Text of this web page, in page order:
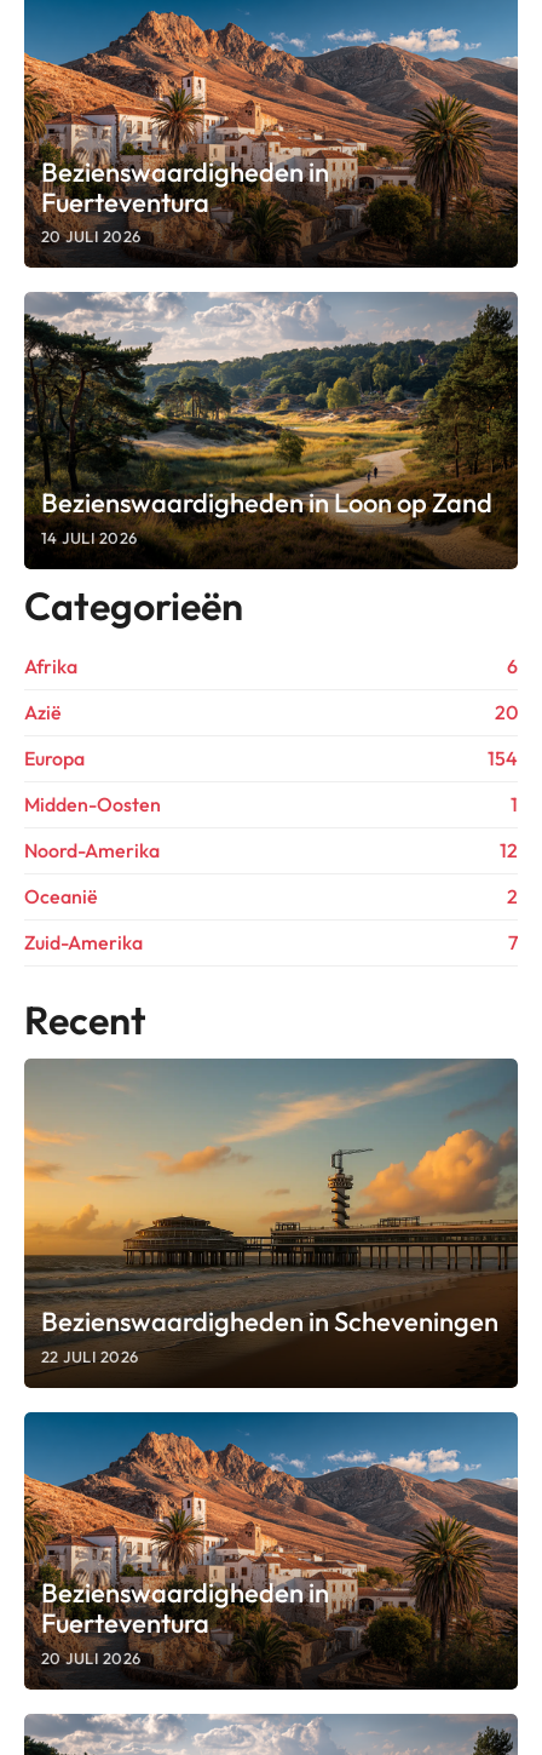
Bezienswaardigheden in
Fuerteventura
20 JULI 2026
Bezienswaardigheden in Loon op Zand
14 JULI 2026
Categorieën
Afrika
6
Azië
20
Europa
154
Midden-Oosten
1
Noord-Amerika
12
Oceanië
2
Zuid-Amerika
7
Recent
Bezienswaardigheden in Scheveningen
22 JULI 2026
Bezienswaardigheden in
Fuerteventura
20 JULI 2026